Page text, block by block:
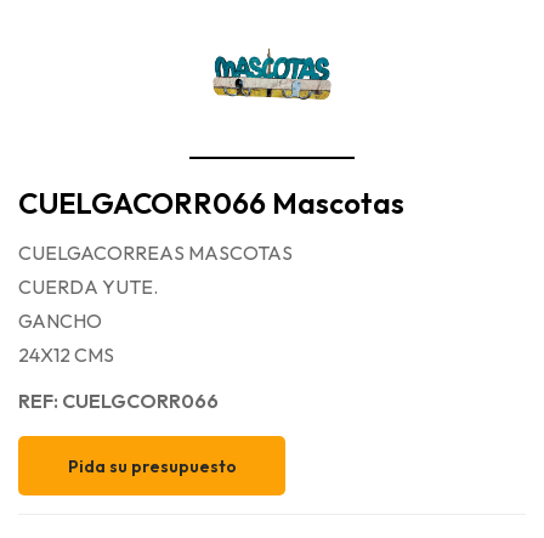
CUELGACORR066 Mascotas
CUELGACORREAS MASCOTAS
CUERDA YUTE.
GANCHO
24X12 CMS
REF: CUELGCORR066
Pida su presupuesto